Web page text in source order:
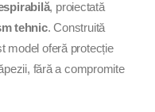
, proiectată
tehnic. Construită
model oferă protecție
fără a compromite